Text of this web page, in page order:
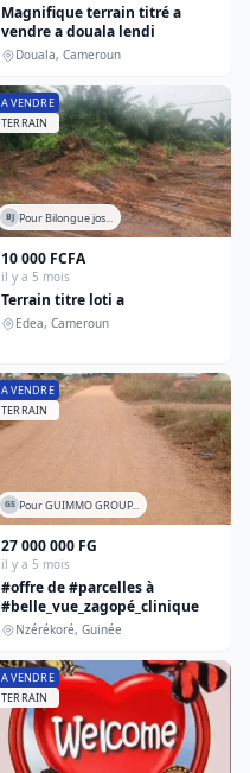
Magnifique terrain titré a
vendre a douala lendi
Douala, Cameroun
A VENDRE
TERRAIN
BJ Pour Bilongue jos...
10 000 FCFA
il y a 5 mois
Terrain titre loti a
Edea, Cameroun
A VENDRE
TERRAIN
GS Pour GUIMMO GROUP...
27 000 000 FG
il y a 5 mois
#offre de #parcelles à
#belle_vue_zagopé_clinique
Nzérékoré, Guinée
A VENDRE
TERRAIN